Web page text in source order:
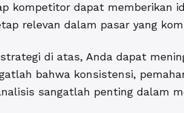
kompetitor dapat memberikan
relevan dalam pasar yang
di atas, Anda dapat
bahwa konsistensi,
sangatlah penting dalam